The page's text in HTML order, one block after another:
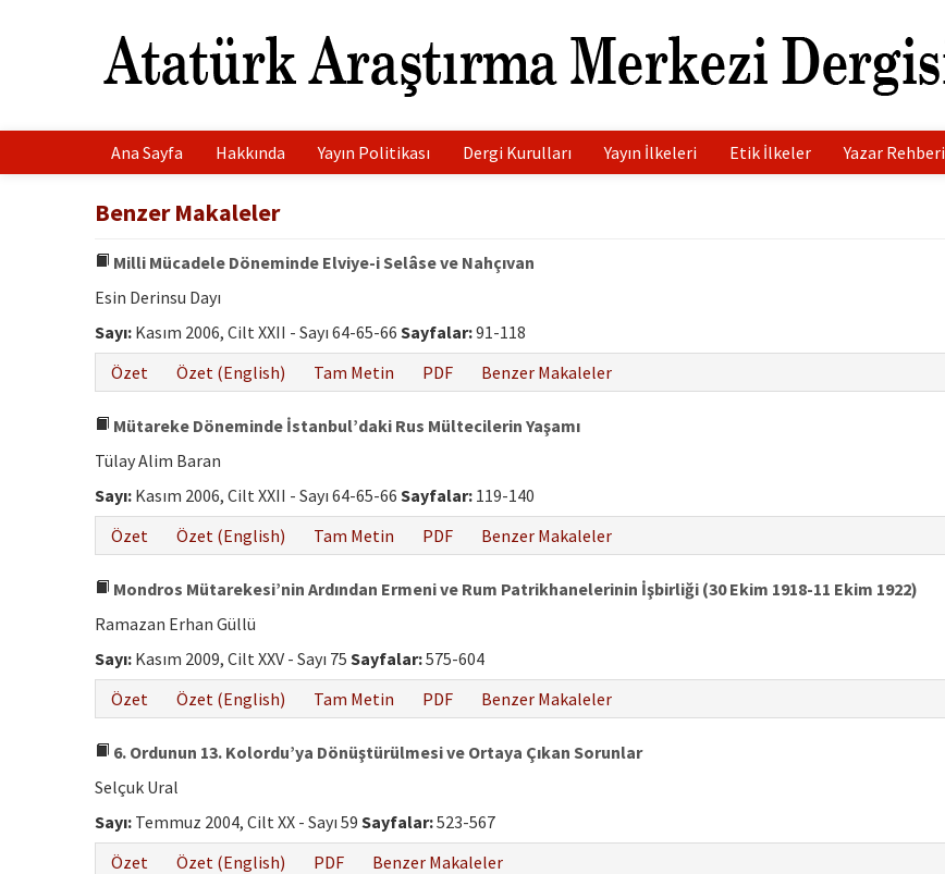
Ana Sayfa Hakkında Yayın Politikası Dergi Kurulları Yayın İlkeleri Etik İlkeler Yazar Rehberi
Benzer Makaleler
Milli Mücadele Döneminde Elviye-i Selâse ve Nahçıvan
Esin Derinsu Dayı
Sayı: Kasım 2006, Cilt XXII - Sayı 64-65-66 Sayfalar:91-118
Özet
Özet (English) Tam Metin PDF Benzer Makaleler
Mütareke Döneminde İstanbul’daki Rus Mültecilerin Yaşamı
Tülay Alim Baran
Sayı: Kasım 2006, Cilt XXII - Sayı 64-65-66 Sayfalar: 119-140
Özet
Özet (English) Tam Metin PDF Benzer Makaleler
Mondros Mütarekesi’nin Ardından Ermeni ve Rum Patrikhanelerinin İşbirliği (30 Ekim 1918-11 Ekim 1922)
Ramazan Erhan Güllü
Sayı: Kasım 2009, Cilt XXV - Sayı 75 Sayfalar:575-604
Özet
Özet (English) Tam Metin PDF Benzer Makaleler
6. Ordunun 13. Kolordu’ya Dönüştürülmesi ve Ortaya Çıkan Sorunlar
Selçuk Ural
Sayı: Temmuz 2004, Cilt XX - Sayı 59 Sayfalar:523-567
Özet
Özet (English) PDF Benzer Makaleler